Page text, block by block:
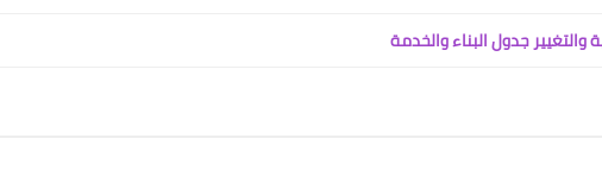
جدول البناء والخدمة